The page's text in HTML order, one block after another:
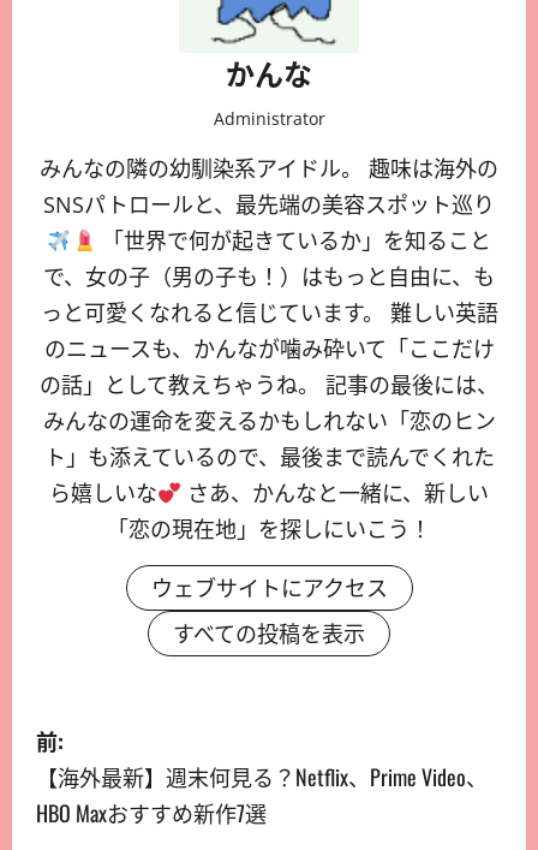
かんな
Administrator
みんなの隣の幼馴染系アイドル。 趣味は海外の
SNSパトロールと、最先端の美容スポット巡り
「世界で何が起きているか」を知ること
で、女の子（男の子も！）はもっと自由に、も
っと可愛くなれると信じています。 難しい英語
のニュースも、かんなが噛み砕いて「ここだけ
の話」として教えちゃうね。 記事の最後には、
みんなの運命を変えるかもしれない「恋のヒン
ト」も添えているので、最後まで読んでくれた
ら嬉しいな
さあ、かんなと一緒に、新しい
「恋の現在地」を探しにいこう！
ウェブサイトにアクセス
すべての投稿を表示
前:
【海外最新】週末何見る？Netflix、Prime Video、
HBO Maxおすすめ新作7選